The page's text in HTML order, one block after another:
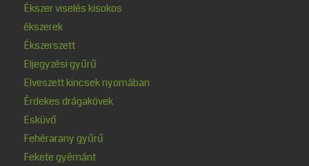
Ékszer viselés kisokos
ékszerek
Ékszerszett
Eljegyzési gyűrű
Elveszett kincsek nyomában
Érdekes drágakövek
Esküvő
Fehérarany gyűrű
Fekete gyémánt